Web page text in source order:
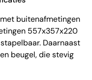
buitenafmetingen
557x357x220
Daarnaast
beugel, die stevig